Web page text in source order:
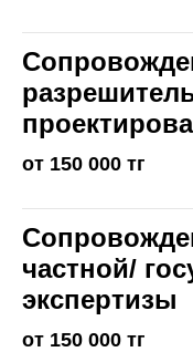
от 150 000 тг
частной/
экспертизы
от 150 000 тг